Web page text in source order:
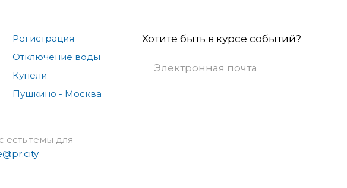
Регистрация
Отключение воды
Купели
Пушкино - Москва
Хотите быть в курсе событий?
есть темы для